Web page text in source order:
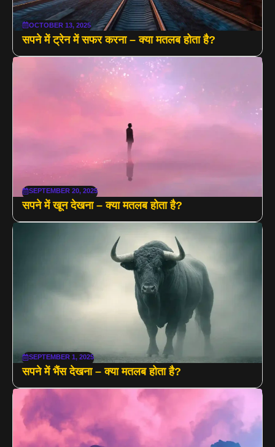
OCTOBER 13, 2025
सपने में ट्रेन में सफर करना – क्या मतलब होता है?
SEPTEMBER 20, 2025
सपने में खून देखना – क्या मतलब होता है?
SEPTEMBER 1, 2025
सपने में भैंस देखना – क्या मतलब होता है?